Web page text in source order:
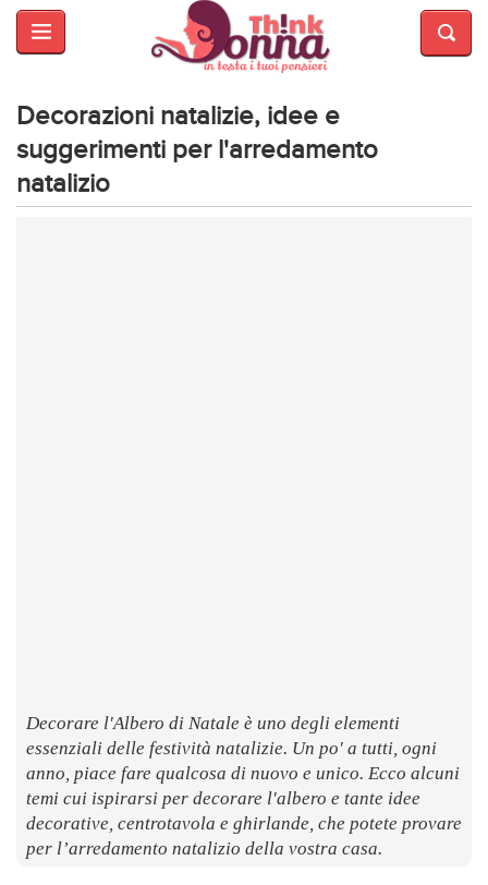
HOME
E
BELLEZZA
MODA
Decorazioni natalizie, idee e
suggerimenti per l'arredamento
natalizio
Decorare l'Albero di Natale è uno degli elementi
essenziali delle festività natalizie. Un po' a tutti, ogni
anno, piace fare qualcosa di nuovo e unico. Ecco alcuni
temi cui ispirarsi per decorare l'albero e tante idee
decorative, centrotavola e ghirlande, che potete provare
per l’arredamento natalizio della vostra casa.